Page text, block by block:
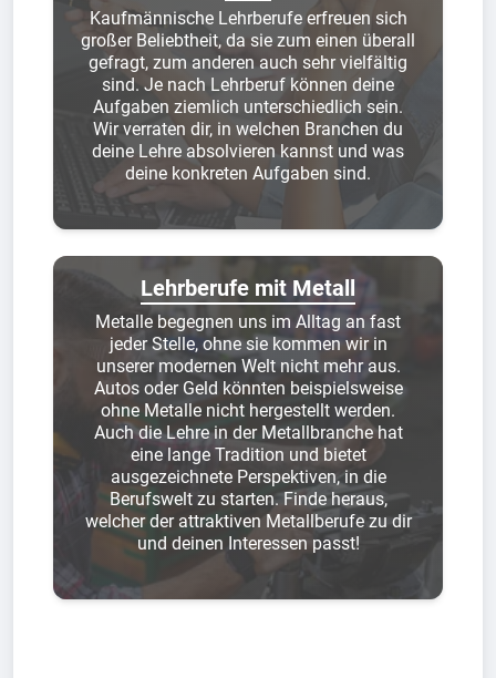
Kaufmännische Lehrberufe erfreuen sich
großer Beliebtheit, da sie zum einen überall
gefragt, zum anderen auch sehr vielfältig
sind. Je nach Lehrberuf können deine
Aufgaben ziemlich unterschiedlich sein.
Wir verraten dir, in welchen Branchen du
deine Lehre absolvieren kannst und was
deine konkreten Aufgaben sind.
Lehrberufe mit Metall
Metalle begegnen uns im Alltag an fast
jeder Stelle, ohne sie kommen wir in
unserer modernen Welt nicht mehr aus.
Autos oder Geld könnten beispielsweise
ohne Metalle nicht hergestellt werden.
Auch die Lehre in der Metallbranche hat
eine lange Tradition und bietet
ausgezeichnete Perspektiven, in die
Berufswelt zu starten. Finde heraus,
welcher der attraktiven Metallberufe zu dir
und deinen Interessen passt!